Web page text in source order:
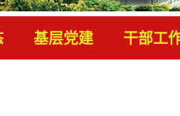
基层党建 干部工